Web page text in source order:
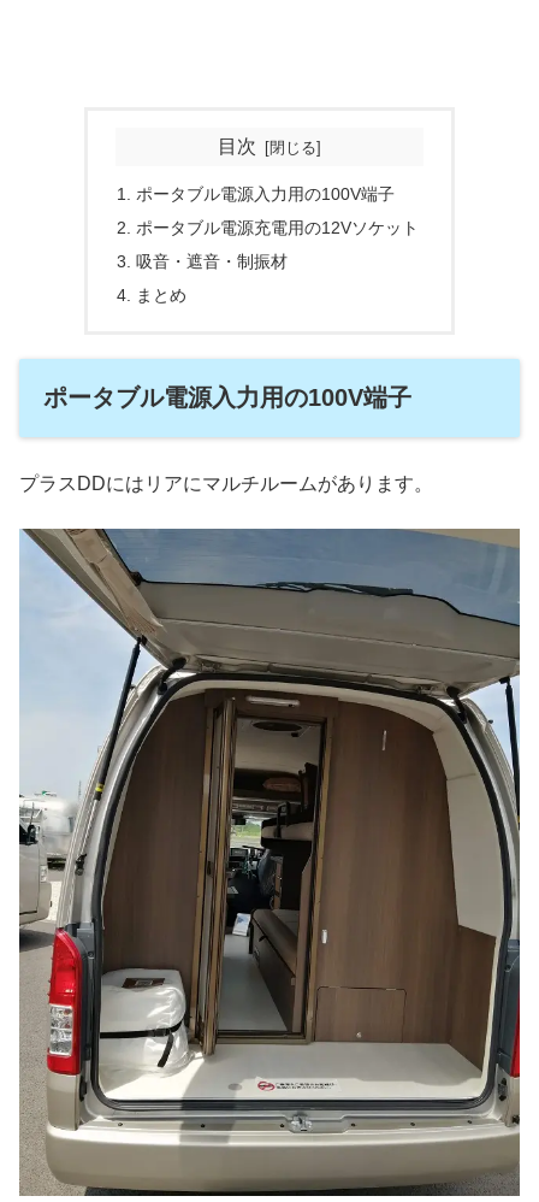
目次
ポータブル電源入力用の100V端子
ポータブル電源充電用の12Vソケット
吸音・遮音・制振材
まとめ
ポータブル電源入力用の100V端子
プラスDDにはリアにマルチルームがあります。